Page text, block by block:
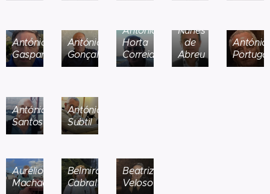
António
Gaspar
António
Gonçalves
António
Horta
Correia
Nunes
de
Abreu
António
Portugal
António
Santos
António
Subtil
Aurélio
Machado
Belmira
Cabral
Beatriz
Veloso